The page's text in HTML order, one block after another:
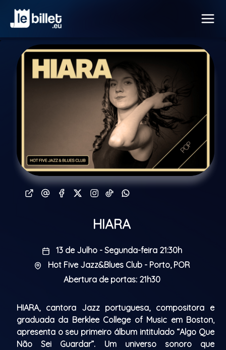
HIARA
13 de Julho - Segunda-feira 21:30h
Hot Five Jazz&Blues Club - Porto, POR
Abertura de portas: 21h30
HIARA, cantora Jazz portuguesa, compositora e
graduada da Berklee College of Music em Boston,
apresenta o seu primeiro álbum intitulado “Algo Que
Não Sei Guardar”. Um universo sonoro que